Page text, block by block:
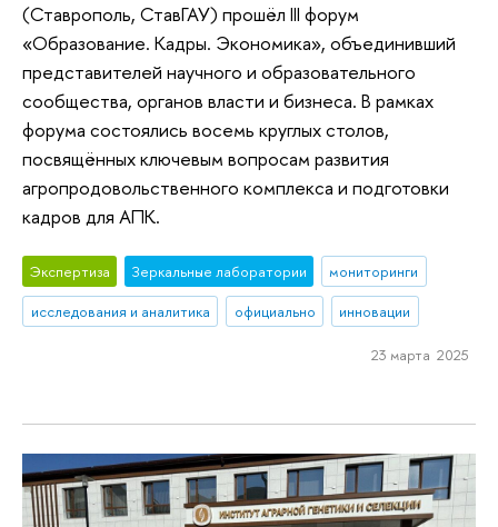
(Ставрополь, СтавГАУ) прошёл III форум
«Образование. Кадры. Экономика», объединивший
представителей научного и образовательного
сообщества, органов власти и бизнеса. В рамках
форума состоялись восемь круглых столов,
посвящённых ключевым вопросам развития
агропродовольственного комплекса и подготовки
кадров для АПК.
Экспертиза Зеркальные лаборатории
мониторинги
исследования и аналитика
официально инновации
23 марта 2025